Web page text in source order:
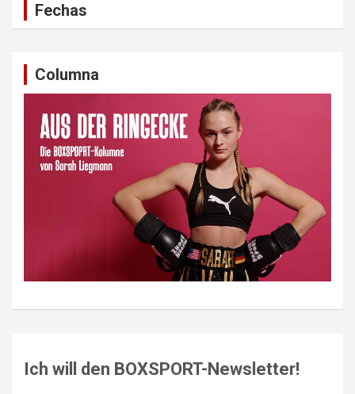
Fechas
Columna
Ich will den BOXSPORT-Newsletter!